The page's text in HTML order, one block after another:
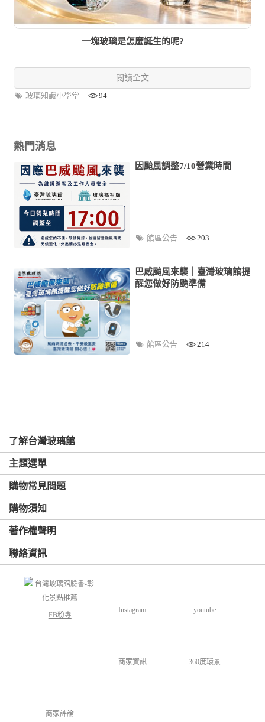
一塊玻璃是怎麼誕生的呢?
閱讀全文
玻璃知識小學堂
94
熱門消息
因颱風調整7/10營業時間
館區公告 203
巴威颱風來襲｜臺灣玻璃館提
醒您做好防颱準備
館區公告 214
了解台灣玻璃館
主題選單
購物常見問題
購物須知
著作權聲明
聯絡資訊
FB粉專
Instagram youtube
商家資訊 360度環景
商家評論